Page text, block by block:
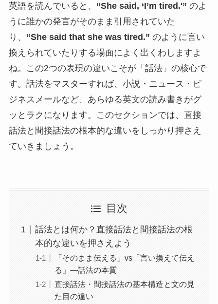
英語を読んでいると、 “She said, ‘I’m tired.'” のよ
うに誰かの発言がそのまま引用されていた
り、 “She said that she was tired.” のように言い
換えられていたりする場面によく出くわしますよ
ね。この2つの表現の違いこそが「話法」の核心で
す。話法をマスターすれば、小説・ニュース・ビ
ジネスメールなど、あらゆる英文の読み書きがグ
ッとラクになります。このセクションでは、直接
話法と間接話法の根本的な違いをしっかり押さえ
ていきましょう。
目次
話法とは何か？直接話法と間接話法の根
本的な違いを押さえよう
「そのまま伝える」vs「言い換えて伝え
る」—話法の本質
直接話法・間接話法の基本構造と文の見
た目の違い